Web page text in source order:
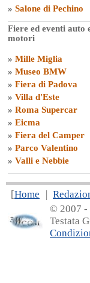
» Salone di Pechino
Fiere ed eventi auto
motori
» Mille Miglia
» Museo BMW
» Fiera di Padova
» Villa d'Este
» Roma Supercar
» Eicma
» Fiera del Camper
» Parco Valentino
» Valli e Nebbie
[Home |
© 2007 -
Testata